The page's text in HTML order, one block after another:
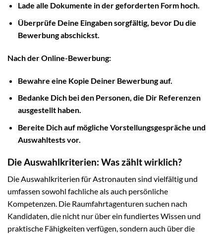
Lade alle Dokumente in der geforderten Form hoch.
Überprüfe Deine Eingaben sorgfältig, bevor Du die
Bewerbung abschickst.
Nach der Online-Bewerbung:
Bewahre eine Kopie Deiner Bewerbung auf.
Bedanke Dich bei den Personen, die Dir Referenzen
ausgestellt haben.
Bereite Dich auf mögliche Vorstellungsgespräche und
Auswahltests vor.
Die Auswahlkriterien: Was zählt wirklich?
Die Auswahlkriterien für Astronauten sind vielfältig und
umfassen sowohl fachliche als auch persönliche
Kompetenzen. Die Raumfahrtagenturen suchen nach
Kandidaten, die nicht nur über ein fundiertes Wissen und
praktische Fähigkeiten verfügen, sondern auch über die